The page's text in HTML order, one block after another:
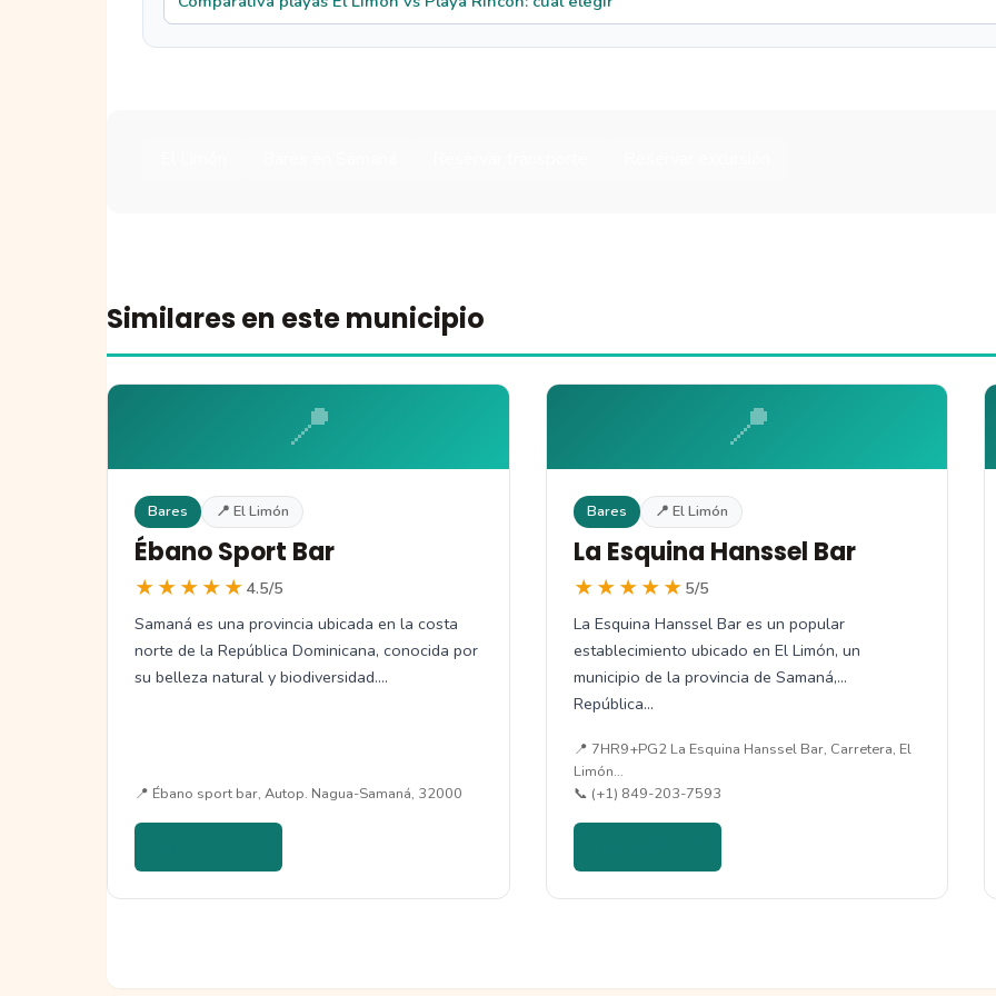
Similares en este municipio
📍
Bares 📍 El Limón
Ébano Sport Bar
★★★★★ 4.5/5
Samaná es una provincia ubicada en la costa
norte de la República Dominicana, conocida por
su belleza natural y biodiversidad.…
📍 Ébano sport bar, Autop. Nagua-Samaná, 32000
📍
Bares 📍 El Limón
La Esquina Hanssel Bar
★★★★★ 5/5
La Esquina Hanssel Bar es un popular
establecimiento ubicado en El Limón, un
municipio de la provincia de Samaná,
República…
📍 7HR9+PG2 La Esquina Hanssel Bar, Carretera, El
Limón…
📞 (+1) 849-203-7593